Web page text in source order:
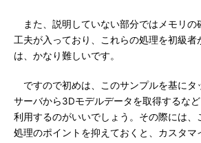
また、説明していない部分ではメモリの
工夫が入っており、これらの処理を初級
は、かなり難しいです。
ですので初めは、このサンプルを基にタ
サーバから3Dモデルデータを取得するな
利用するのがいいでしょう。その際には、
処理のポイントを抑えておくと、カスタマ